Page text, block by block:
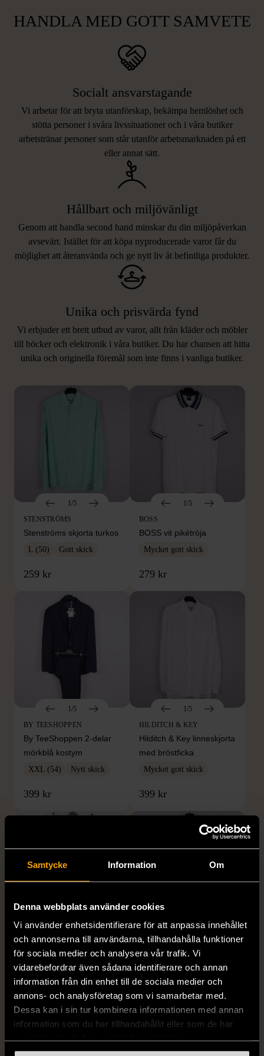
Samtycke Information Om
Denna webbplats använder cookies
Vi använder enhetsidentifierare för att anpassa innehållet
och annonserna till användarna, tillhandahålla funktioner
för sociala medier och analysera vår trafik. Vi
vidarebefordrar även sådana identifierare och annan
information från din enhet till de sociala medier och
annons- och analysföretag som vi samarbetar med.
Dessa kan i sin tur kombinera informationen med annan
information som du har tillhandahållit eller som de har
HANDLA MED GOTT SAMVETE
Socialt ansvarstagande
Vi arbetar för att bryta utanförskap, bekämpa hemlöshet och
stötta personer i svåra livssituationer och i våra butiker
arbetstränar personer som står utanför arbetsmarknaden på ett
eller annat sätt.
Hållbart och miljövänligt
Genom att handla second hand minskar du din miljöpåverkan
avsevärt. Istället för att köpa nyproducerade varor får du
möjlighet att återanvända och ge nytt liv åt befintliga produkter.
Unika och prisvärda fynd
Vi erbjuder ett brett utbud av varor, allt från kläder och möbler
till böcker och elektronik i våra butiker. Du har chansen att hitta
unika och originella föremål som inte finns i vanliga butiker.
LIKNANDE PRODUKTER
Hitta produkter som påminner om denna
1/5
STENSTRÖMS
Stenströms skjorta turkos
L (50) Gott skick
259 kr
1/5
BOSS
BOSS vit pikétröja
Mycket gott skick
279 kr
1/5
BY TEESHOPPEN
By TeeShoppen 2-delar
mörkblå kostym
XXL (54) Nytt skick
399 kr
1/5
HILDITCH & KEY
Hilditch & Key linneskjorta
med bröstficka
Mycket gott skick
399 kr
1/5
DRESSMANN
Dressmann -
Kostymbyxor med
pressveck
159 kr
1/5
BONDELID
Bondelid - Randig skjorta
- Blå vit
199 kr